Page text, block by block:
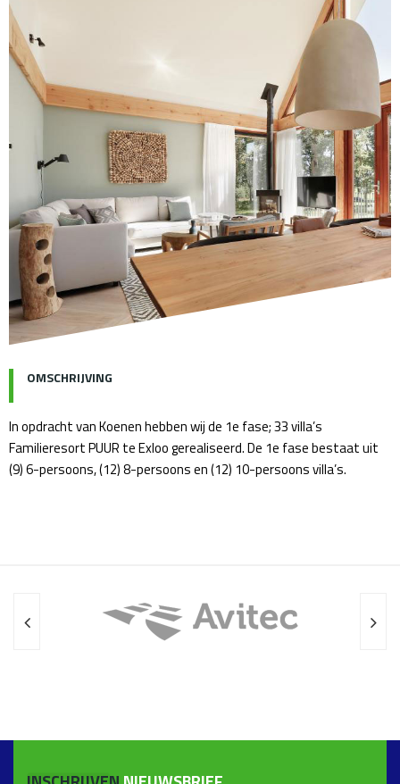
OMSCHRIJVING
In opdracht van Koenen hebben wij de 1e fase; 33 villa’s
Familieresort PUUR te Exloo gerealiseerd. De 1e fase bestaat uit
(9) 6-persoons, (12) 8-persoons en (12) 10-persoons villa’s.